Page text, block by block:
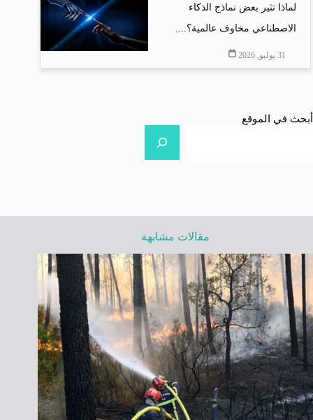
لماذا تثير بعض نماذج الذكاء
الاصطناعي مخاوف عالمية؟....
31 يوليو, 2026
أبحث في الموقع
مقالات مشابهة